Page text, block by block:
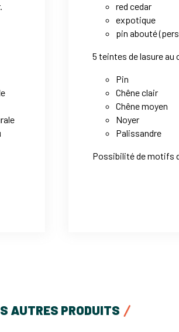
red cedar
expotique
pin abouté
5 teintes de lasure au
Pin
Chêne clair
Chêne moyen
Noyer
Palissandre
Possibilité de motifs
AUTRES PRODUITS